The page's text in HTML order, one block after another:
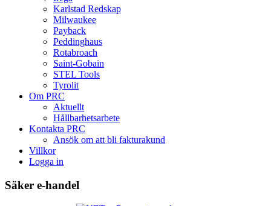
Karlstad Redskap
Milwaukee
Payback
Peddinghaus
Rotabroach
Saint-Gobain
STEL Tools
Tyrolit
Om PRC
Aktuellt
Hållbarhetsarbete
Kontakta PRC
Ansök om att bli fakturakund
Villkor
Logga in
Säker e-handel